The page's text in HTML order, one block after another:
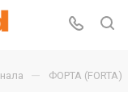
— ФОРТА (FORTA)